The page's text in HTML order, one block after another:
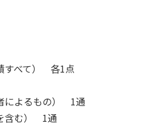
すべて） 各1点
によるもの） 1通
含む） 1通